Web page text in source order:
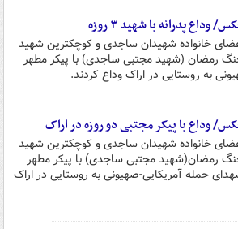
وداع پدرانه با شهید ۳ روزه
خانواده شهیدان ساجدی و کوچکترین شهید
رمضان (شهید مجتبی ساجدی) با پیکر مطهر
به روستایی در اراک وداع کردند.
وداع با پیکر مجتبی دو روزه در اراک
خانواده شهیدان ساجدی و کوچکترین شهید
رمضان(شهید مجتبی ساجدی) با پیکر مطهر
حمله آمریکایی-صهیونی به روستایی در اراک